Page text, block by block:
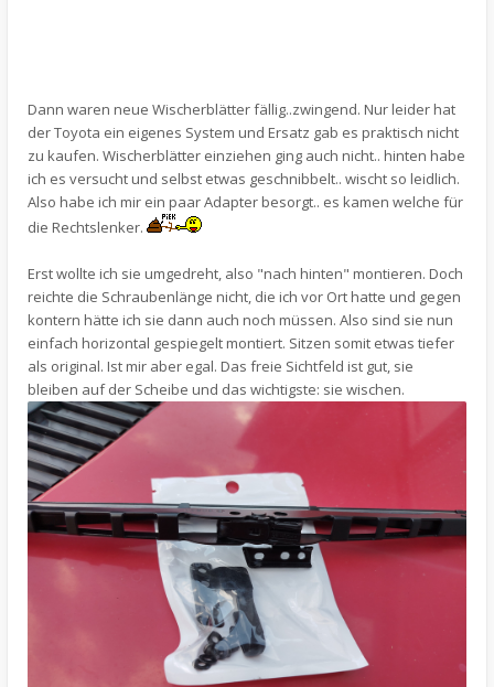
Dann waren neue Wischerblätter fällig..zwingend. Nur leider hat
der Toyota ein eigenes System und Ersatz gab es praktisch nicht
zu kaufen. Wischerblätter einziehen ging auch nicht.. hinten habe
ich es versucht und selbst etwas geschnibbelt.. wischt so leidlich.
Also habe ich mir ein paar Adapter besorgt.. es kamen welche für
die Rechtslenker.
Erst wollte ich sie umgedreht, also "nach hinten" montieren. Doch
reichte die Schraubenlänge nicht, die ich vor Ort hatte und gegen
kontern hätte ich sie dann auch noch müssen. Also sind sie nun
einfach horizontal gespiegelt montiert. Sitzen somit etwas tiefer
als original. Ist mir aber egal. Das freie Sichtfeld ist gut, sie
bleiben auf der Scheibe und das wichtigste: sie wischen.